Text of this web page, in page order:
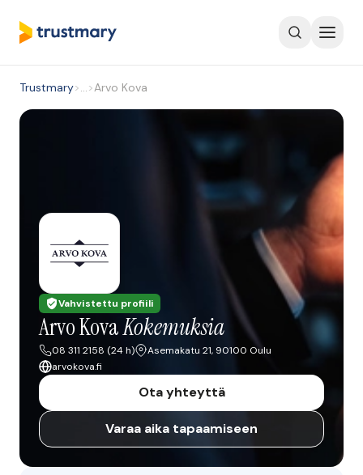
Trustmary>…>Arvo Kova
Vahvistettu profiili
Arvo KovaKokemuksia
08 311 2158 (24 h)
Asemakatu 21, 90100 Oulu
arvokova.fi
Ota yhteyttä
Varaa aika tapaamiseen